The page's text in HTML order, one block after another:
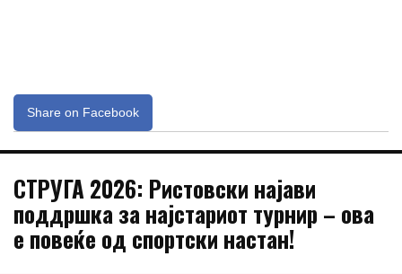
Share on Facebook
СТРУГА 2026: Ристовски најави
поддршка за најстариот турнир – ова
е повеќе од спортски настан!